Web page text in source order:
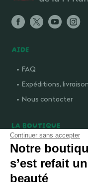
AIDE
FAQ
Expéditions,
Nous contacter
LA BOUTIQUE
Qui sommes-nous ?
Comment devenir
Mentions légales
Continuer sans accepter
Notre
s’est refait
beauté